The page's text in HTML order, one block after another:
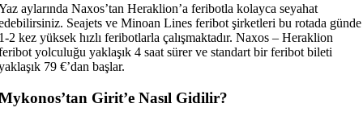
aylarında Naxos’tan Heraklion’a feribotla kolayca seyahat
Seajets ve Minoan Lines feribot şirketleri bu rotada günde
2 kez yüksek hızlı feribotlarla çalışmaktadır. Naxos – Heraklion
yolculuğu yaklaşık 4 saat sürer ve standart bir feribot bileti
79 €’dan başlar.
Girit’e Nasıl Gidilir?